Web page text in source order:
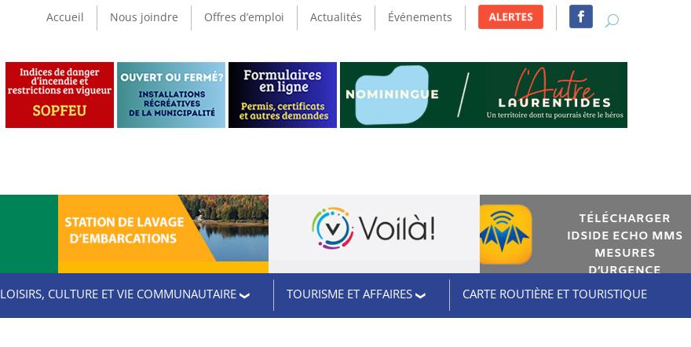
Accueil Nous joindre Offres d’emploi Actualités Événements
TÉLÉCHARGER
IDSIDE ECHO MMS
MESURES
D’URGENCE
LOISIRS, CULTURE ET VIE COMMUNAUTAIRE TOURISME ET AFFAIRES CARTE ROUTIÈRE ET TOURISTIQUE